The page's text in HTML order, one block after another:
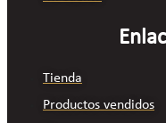
Tienda
Productos vendidos